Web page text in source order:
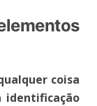
coisa
identificação